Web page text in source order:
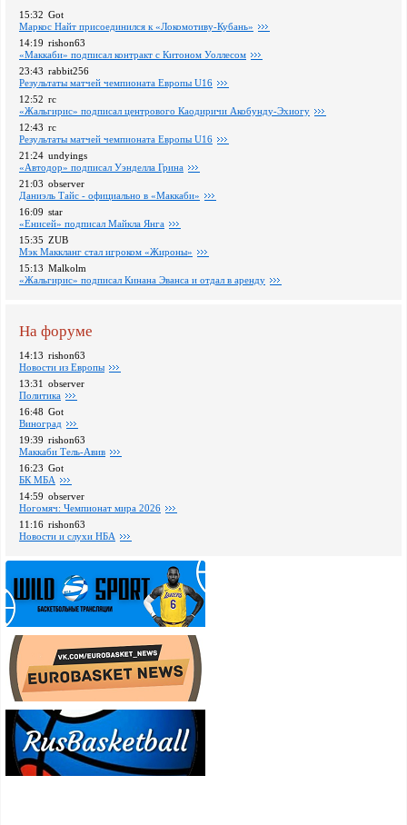
15:32 Got
Маркос Найт присоединился к «Локомотиву-Кубань»
14:19 rishon63
«Маккаби» подписал контракт с Китоном Уоллесом
23:43 rabbit256
Pезультаты матчей чемпионата Европы U16
12:52 rc
«Жальгирис» подписал центрового Каодиричи Акобунду-Эхиогу
12:43 rc
Pезультаты матчей чемпионата Европы U16
21:24 undyings
«Автодор» подписал Уэнделла Грина
21:03 observer
Даниэль Тайс - официально в «Маккаби»
16:09 star
«Енисей» подписал Майкла Янга
15:35 ZUB
Мэк Маккланг стал игроком «Жироны»
15:13 Malkolm
«Жальгирис» подписал Кинана Эванса и отдал в аренду
На форуме
14:13 rishon63
Новости из Европы
13:31 observer
Политика
16:48 Got
Виноград
19:39 rishon63
Маккаби Тель-Авив
16:23 Got
БК МБА
14:59 observer
Ногомяч: Чемпионат мира 2026
11:16 rishon63
Новости и слухи НБА